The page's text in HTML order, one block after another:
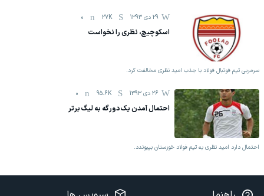
29 دی 1393 27K
0
اسکوچیچ، نظری را نخواست
سرمربی تیم فوتبال فولاد با جذب امید نظری مخالفت کرد.
26 دی 1393 95.6K
0
احتمال آمدن یک دورگه به لیگ برتر
احتمال دارد امید نظری به تیم فولاد خوزستان بپیوندد.